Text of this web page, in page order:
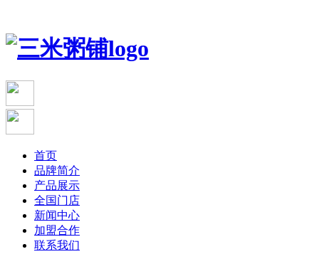
首页
品牌简介
产品展示
全国门店
新闻中心
加盟合作
联系我们